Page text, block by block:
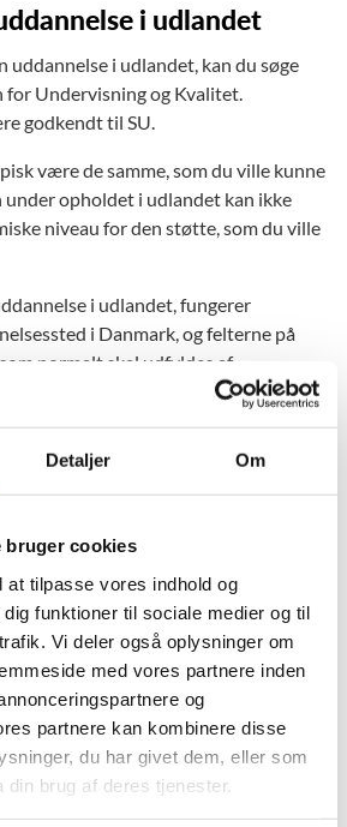
Detaljer Om
bruger cookies
at tilpasse vores indhold og
funktioner til sociale medier og til
Vi deler også oplysninger om
med vores partnere inden
og
partnere kan kombinere disse
du har givet dem, eller som
din brug af deres tjenester.
i udlandet
uddannelse i udlandet, kan du søge
for Undervisning og Kvalitet.
godkendt til SU.
være de samme, som du ville kunne
under opholdet i udlandet kan ikke
niveau for den støtte, som du ville
i udlandet, fungerer
i Danmark, og felterne på
normalt skal udfyldes af
sende skemaet samt dokumentation
og Kvalitet. Da skemaet
via Digital Post fra Borger.dk.
kan du sende en sikker mail til
Post’ og vælg ’Skriv ny besked’. For
du klikke på pilen ud for ’Vælg
på ’Statslige myndigheder’ og til slut
og Kvalitet’. Herefter kan du
ansøgningsskemaet og